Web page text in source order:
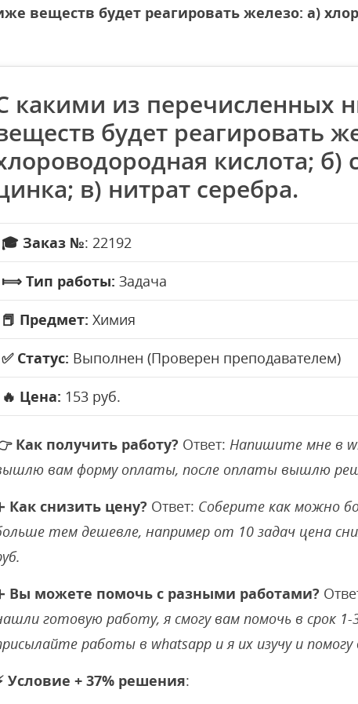
веществ будет реагировать железо: а)
какими из перечисленных
будет реагировать
кислота; б)
в) нитрат серебра.
🎓 Заказ №: 22192
⟾ Тип работы: Задача
📕 Предмет: Химия
✅ Статус: Выполнен (Проверен преподавателем)
🔥 Цена: 153 руб.
Как получить работу? Ответ: Напишите мне в
вам форму оплаты, после оплаты вышлю
Как снизить цену? Ответ: Соберите как можно
тем дешевле, например от 10 задач цена
Вы можете помочь с разными работами?
готовую работу, я смогу вам помочь в срок 1-
работы в whatsapp и я их изучу и помогу
Условие + 37% решения: